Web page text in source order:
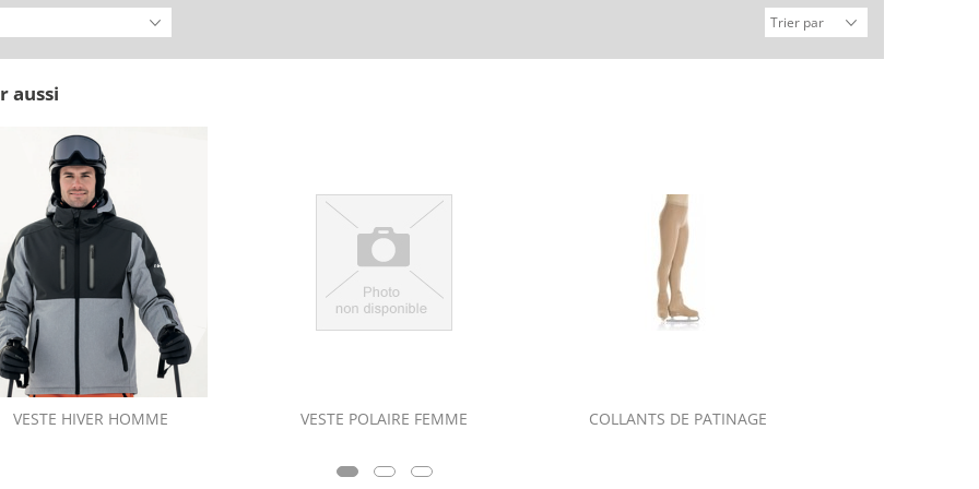
aussi
VESTE HIVER HOMME VESTE POLAIRE FEMME COLLANTS DE PATINAGE